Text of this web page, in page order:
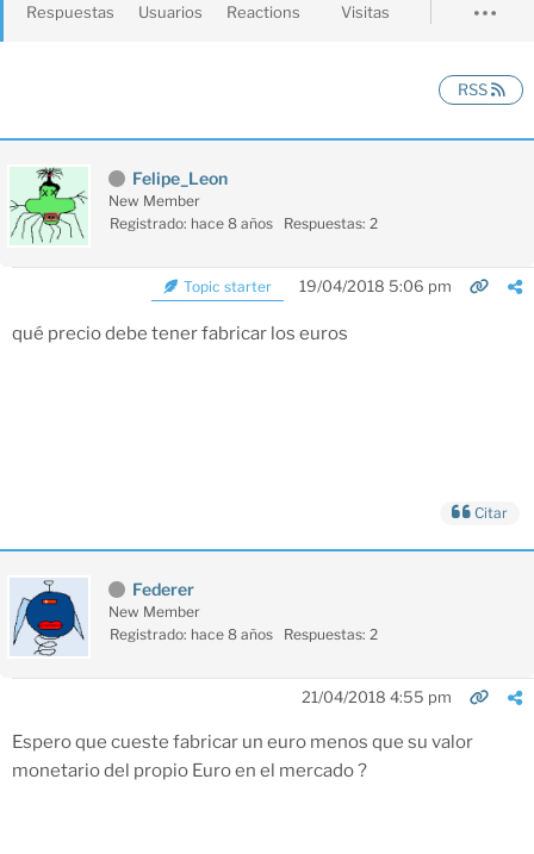
Respuestas Usuarios Reactions Visitas
RSS
Felipe_Leon
New Member
Registrado: hace 8 años
Respuestas: 2
Topic starter 19/04/2018 5:06 pm
qué precio debe tener fabricar los euros
Citar
Federer
New Member
Registrado: hace 8 años
Respuestas: 2
21/04/2018 4:55 pm
Espero que cueste fabricar un euro menos que su valor
monetario del propio Euro en el mercado ?